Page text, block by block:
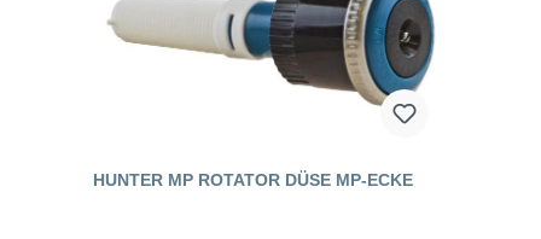
HUNTER MP ROTATOR DÜSE MP-ECKE